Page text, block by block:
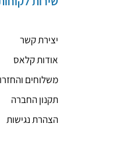
יצירת קשר
אודות קלאס
משלוחים
תקנון החברה
הצהרת נגישות